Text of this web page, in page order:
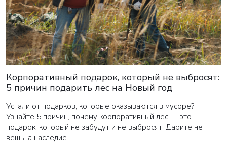
Корпоративный подарок, который не выбросят:
5 причин подарить лес на Новый год
Устали от подарков, которые оказываются в мусоре?
Узнайте 5 причин, почему корпоративный лес — это
подарок, который не забудут и не выбросят. Дарите не
вещь, а наследие.
ВАША ЗАЯВКА ОТПРАВЛЕНА
свяжутся с вами